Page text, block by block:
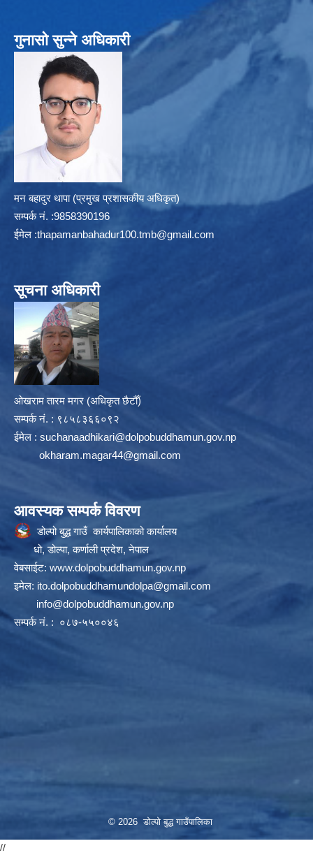
गुनासो सुन्ने अधिकारी
मन बहादुर थापा (प्रमुख प्रशासकीय अधिकृत)
सम्पर्क न‌ं. :9858390196
ईमेल :thapamanbahadur100.tmb@gmail.com
सूचना अधिकारी
ओखराम तारम मगर (अधिकृत छैटौँ)
सम्पर्क न‌ं. : ९८५८३६६०९२
ईमेल : suchanaadhikari@dolpobuddhamun.gov.np
okharam.magar44@gmail.com
आवस्यक सम्पर्क विवरण
डोल्पो बुद्ध गाउँ कार्यपालिकाको कार्यालय
धो, डोल्पा, कर्णाली प्रदेश, नेपाल
वेबसाईट: www.dolpobuddhamun.gov.np
इमेल: ito.dolpobuddhamundolpa@gmail.com
info@dolpobuddhamun.gov.np
सम्पर्क नं. : ०८७-५५००४६
© 2026 डोल्पो बुद्ध गाउँपालिका
//